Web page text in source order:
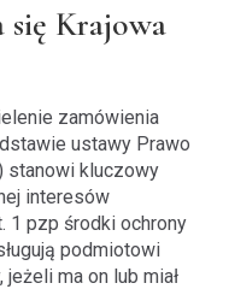
Krajowa
zamówienia
ustawy Prawo
stanowi kluczowy
interesów
1 pzp środki ochrony
podmiotowi
ma on lub miał